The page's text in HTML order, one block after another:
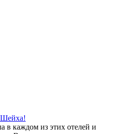
в каждом из этих отелей и